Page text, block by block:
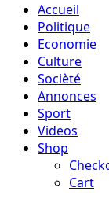
Accueil
Politique
Economie
Culture
Socièté
Annonces
Sport
Videos
Shop
Cart